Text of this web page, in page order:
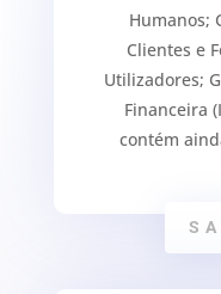
Humanos;
Clientes e
Utilizadores;
Financeira
contém